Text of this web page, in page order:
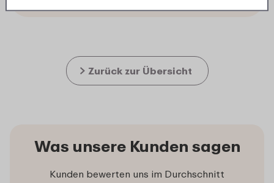
Zurück zur Übersicht
Was unsere Kunden sagen
Kunden bewerten uns im Durchschnitt